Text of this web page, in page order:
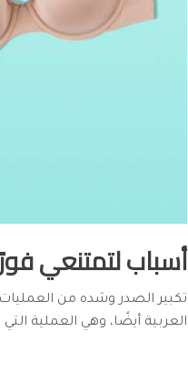
أسباب لتمتنعي
تكبير الصدر وشده من العمليات
العربية أيضًا، وهي العملية